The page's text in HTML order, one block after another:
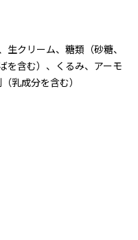
生クリーム、糖類（砂糖、
を含む）、くるみ、アーモ
乳成分を含む）